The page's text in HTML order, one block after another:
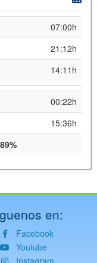
07:00h
21:12h
14:11h
00:22h
15:36h
en:
Facebook
Youtube
Instagram